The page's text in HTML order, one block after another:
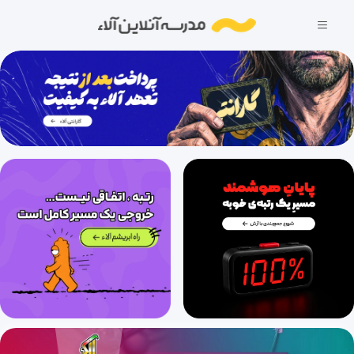
فصل سوم: شیمی(1): آب، آهنگ زندگی(قسمت7)، تفکیک یونی، رسانایی محلولها، انحلال پذیری گازها، انتقال جرم
38 دقیقه 1404/04/31
فصل دوم شیمی (2): درپی غذای سالم (قسمت اول)، دما، گرما و ظرفیت گرمایی
31 دقیقه 1404/04/31
فصل دوم شیمی (2): درپی غذای سالم (قسمت دوم)، جاری شدن انرژی
1404/04/31
فصل دوم شیمی (2): درپی غذای سالم (قسمت سوم)، مفهوم آنتالپی و تغییرات آنتالپی
1404/04/31
فصل دوم شیمی(2): در پی غذای سالم (قسمت چهارم)، محاسبه تغییرات آنتالپی، قانون هس (قسمت اول)
1404/04/31